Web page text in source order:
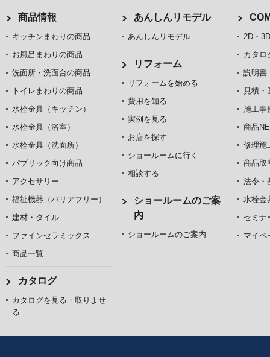
商品情報
キッチンまわりの商品
お風呂まわりの商品
洗面所・洗面台の商品
トイレまわりの商品
水栓金具（キッチン）
水栓金具（浴室）
水栓金具（洗面所）
パブリック向け商品
アクセサリー
福祉機器（バリアフリー）
建材・タイル
ファインセラミックス
商品一覧
カタログ
カタログを見る・取りよせ
る
あんしんリモデル
あんしんリモデル
リフォーム
リフォームを始める
費用を知る
実例を見る
お店を探す
ショールームに行く
相談する
ショールームのご案
内
ショールームのご案内
2D・
カタロ
説明書
見積・
施工事
商品
修理施
商品取
法令・
水栓金
セミナ
マイペ